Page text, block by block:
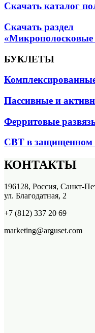
Скачать каталог
Скачать раздел
БУКЛЕТЫ
Пассивные и
Ферритовые
СВТ в защищенном
КОНТАКТЫ
196128, Россия, Санкт-
ул. Благодатная, 2
+7 (812) 337 20 69
marketing@arguset.com